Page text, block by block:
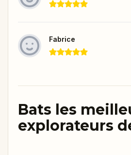
Fabrice
Bats les
explorateurs